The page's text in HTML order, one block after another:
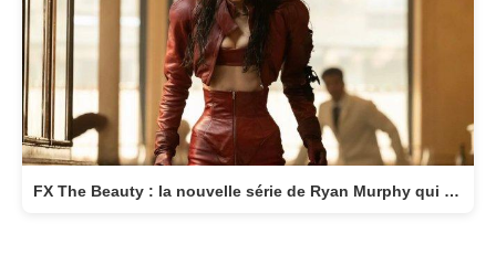
FX The Beauty : la nouvelle série de Ryan Murphy qui transforme la beauté en arme fatale